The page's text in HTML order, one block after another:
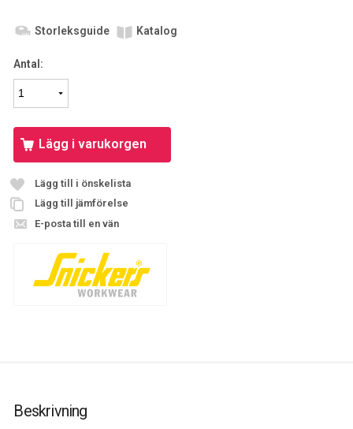
Storleksguide Katalog
Antal:
Lägg i varukorgen
Lägg till i önskelista
Lägg till jämförelse
E-posta till en vän
Beskrivning